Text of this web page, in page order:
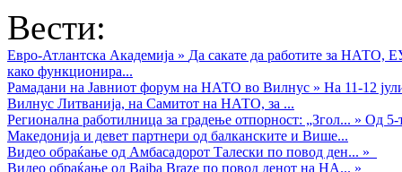
Вести:
Евро-Атлантска Академија » Да сакате да работите за НАТО,
како функционира...
Рамадани на Јавниот форум на НАТО во Вилнус » На 11-12
Вилнус Литванија, на Самитот на НАТО, за ...
Регионална работилница за градење отпорност: „Згол... » Од 5-
Македонија и девет партнери од балканските и Више...
Видео обраќањe од Амбасадорот Талески по повод ден... »
Видео обраќање од Baiba Braze по повод денот на НА... »